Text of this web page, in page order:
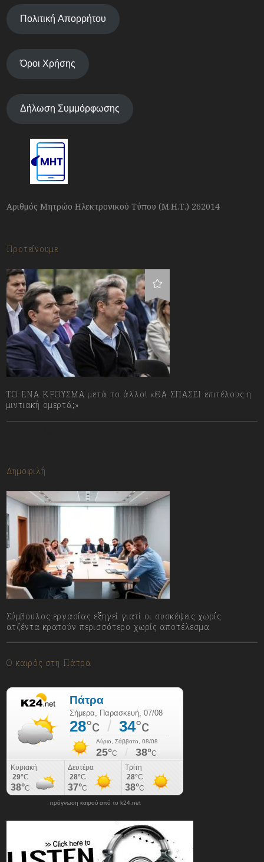
Πολιτική Απορρήτου
Όροι Χρήσης
Δήλωση Συμμόρφωσης
Αριθμός Μητρώο Ηλεκτρονικού Τύπου (Μ.Η.Τ.) 262014
Προτείνουμε
ΤΟ ΕΝΑ ΚΡΟΥΣΜΑ μετά το άλλο! «ΘΑ ΣΠΑΣΕΙ επιτέλους η
μιντιακή ομερτά;»
Δημοφιλή
Σύμβουλος εργασίας εξηγεί γιατί οι συσκέψεις χωρίς
ατζέντα κρατούν περισσότερο χωρίς αποτέλεσμα
Ο καιρός στη Πάτρα
πρόγνωση καιρού από το k24.net